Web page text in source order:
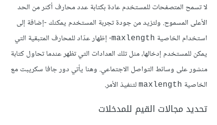
لا تسمح المتصفحات للمستخدم عادة بكتابة عدد محارف أكثر من الحد
الأعلى المسموح. ولتزيد من جودة تجربة المستخدم يمكنك -إضافة إلى
استخدام الخاصية maxlength- إظهار عدّاد للمحارف المتبقية التي
يمكن للمستخدم إدخالها، مثل تلك العدادات التي تظهر عندما تحاول كتابة
منشور على وسائط التواصل الاجتماعي. وهنا يأتي دور جافا سكريبت مع
الخاصية maxlength لتنفيذ اﻷمر.
تحديد مجالات القيم للمدخلات